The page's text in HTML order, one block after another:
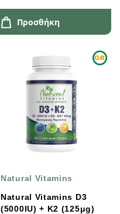
Προσθήκη
Natural Vitamins
Natural Vitamins D3
(5000IU) + K2 (125μg)